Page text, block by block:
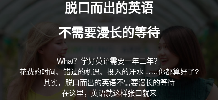
脱口而出的英语
不需要漫长的等待
What？学好英语需要一年二年？
花费的时间、错过的机遇、投入的汗水……你都算好了?
其实，脱口而出的英语不需要漫长的等待
在这里，英语就这样张口就来